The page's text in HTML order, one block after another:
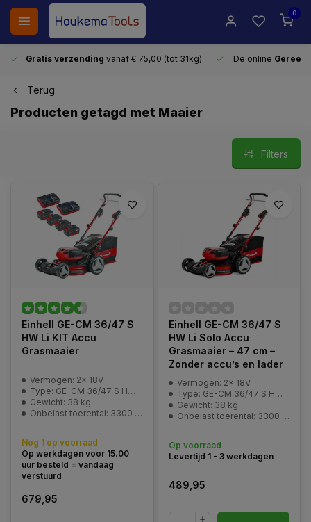
0
Gratis verzending vanaf € 75,00 (tot 31kg) De online
Terug
Producten getagd met Maaier
Filters
Einhell GE-CM 36/47 S
HW Li KIT Accu
Grasmaaier
Vermogen: 2x 18V
Type: GE-CM 36/47 S HW Li Kit
Gewicht: 38 kg
Onbelast toerental: 3300 min^-1
Nog 1 op voorraad
Op werkdagen voor 15.00
uur besteld = vandaag
verstuurd
679,95
Einhell GE-CM 36/47 S
HW Li Solo Accu
Grasmaaier – 47 cm –
Zonder accu’s en lader
Vermogen: 2x 18V
Type: GE-CM 36/47 S HW Li Kit
Gewicht: 38 kg
Onbelast toerental: 3300 min^-1
Op voorraad
Levertijd 1 - 3 werkdagen
489,95